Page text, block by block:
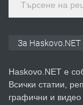
За Haskovo.NET
Haskovo.NET е
Всички статии,
графични и видео